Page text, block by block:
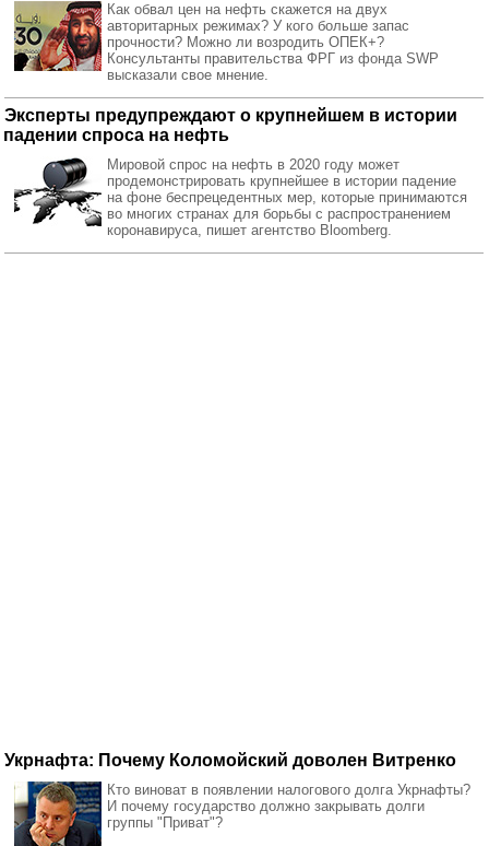
Как обвал цен на нефть скажется на двух
авторитарных режимах? У кого больше запас
прочности? Можно ли возродить ОПЕК+?
Консультанты правительства ФРГ из фонда SWP
высказали свое мнение.
Эксперты предупреждают о крупнейшем в истории
падении спроса на нефть
Мировой спрос на нефть в 2020 году может
продемонстрировать крупнейшее в истории падение
на фоне беспрецедентных мер, которые принимаются
во многих странах для борьбы с распространением
коронавируса, пишет агентство Bloomberg.
Укрнафта: Почему Коломойский доволен Витренко
Кто виноват в появлении налогового долга Укрнафты?
И почему государство должно закрывать долги
группы "Приват"?